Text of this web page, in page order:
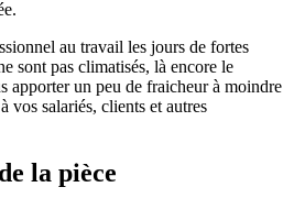
au travail les jours de fortes
sont pas climatisés, là encore le
apporter un peu de fraicheur à moindre
vos salariés, clients et autres
la pièce